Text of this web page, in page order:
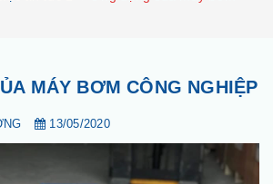
MÁY BƠM CÔNG NGHIỆP
13/05/2020